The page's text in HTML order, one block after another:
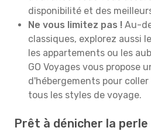
disponibilité et des
Ne vous limitez pas ! Au-
classiques, explorez aussi
les appartements ou les
GO Voyages vous propose
d'hébergements pour
tous les styles de voyage.
Prêt à dénicher la